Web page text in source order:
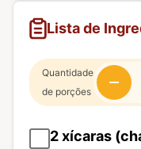
Lista de
Quantidade
de porções
2xícaras